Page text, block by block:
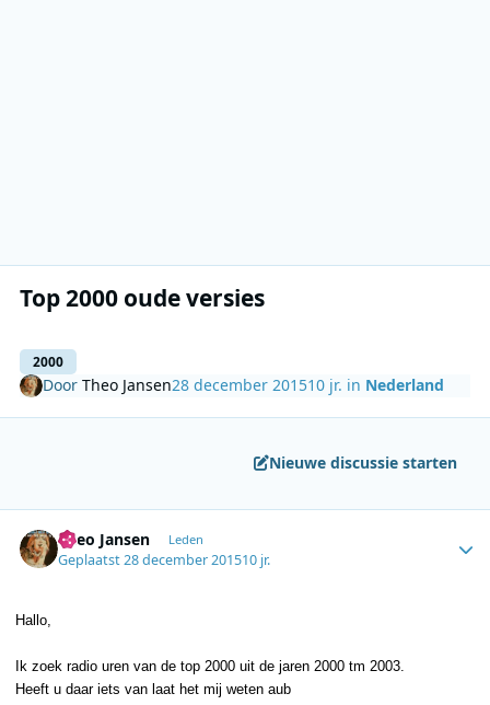
Top 2000 oude versies
2000
DoorTheo Jansen28 december 201510 jr. in Nederland
Nieuwe discussie starten
Theo Jansen Leden
Geplaatst28 december 201510 jr.
Hallo,
Ik zoek radio uren van de top 2000 uit de jaren 2000 tm 2003.
Heeft u daar iets van laat het mij weten aub